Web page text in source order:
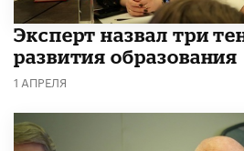
Эксперт назвал три
развития образования
1 АПРЕЛЯ